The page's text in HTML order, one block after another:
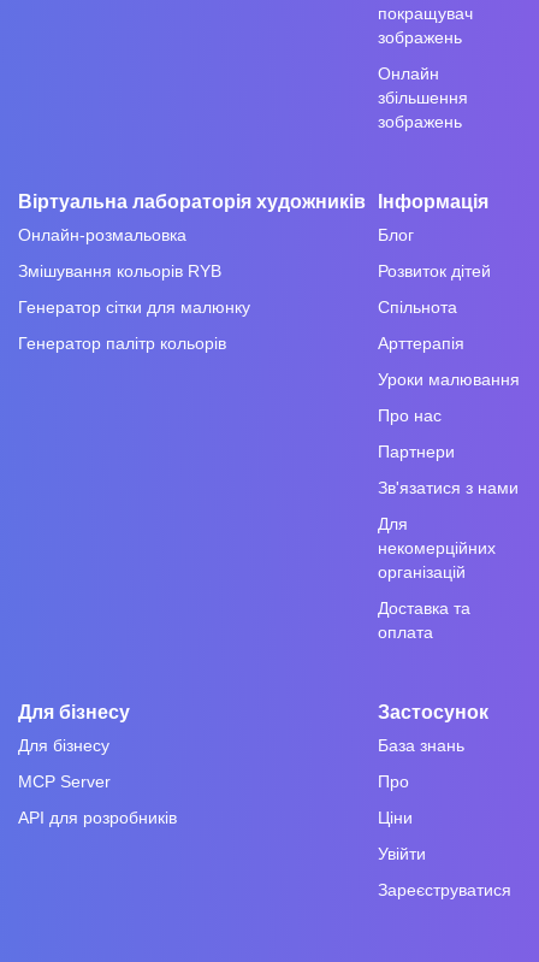
покращувач
зображень
Онлайн
збільшення
зображень
Віртуальна лабораторія художників
Онлайн-розмальовка
Змішування кольорів RYB
Генератор сітки для малюнку
Генератор палітр кольорів
Інформація
Блог
Розвиток дітей
Спільнота
Арттерапія
Уроки малювання
Про нас
Партнери
Зв'язатися з нами
Для
некомерційних
організацій
Доставка та
оплата
Для бізнесу
Для бізнесу
MCP Server
API для розробників
Застосунок
База знань
Про
Ціни
Увійти
Зареєструватися